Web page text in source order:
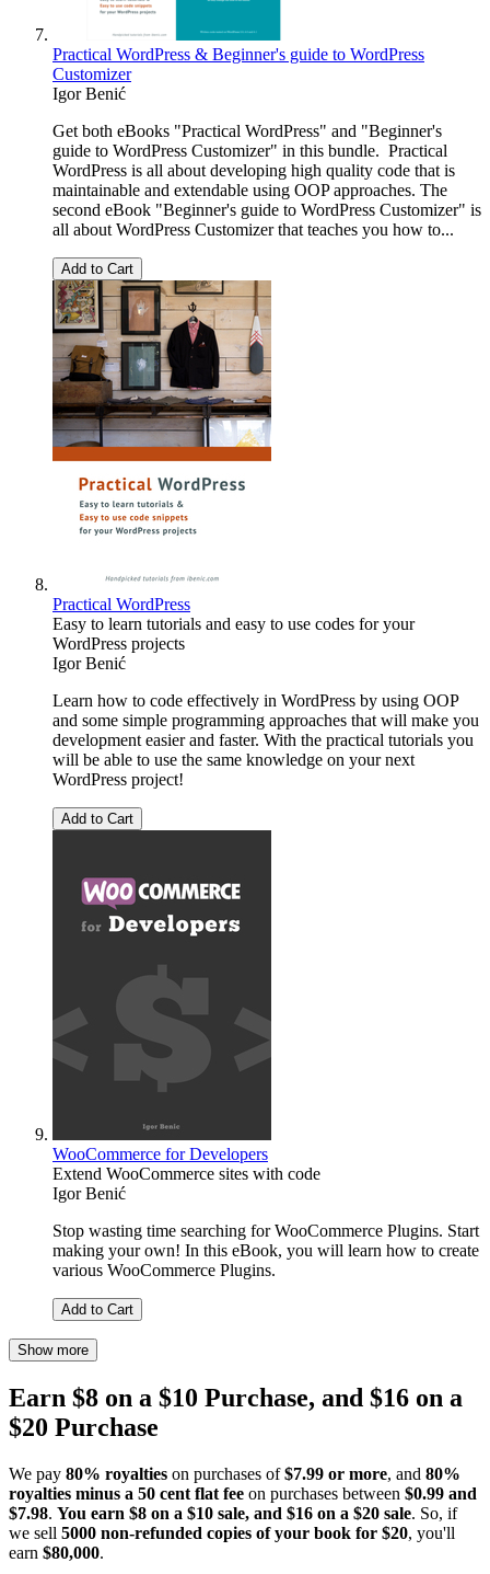
Practical WordPress & Beginner's guide to WordPress
Customizer
Igor Benić
Get both eBooks "Practical WordPress" and "Beginner's
guide to WordPress Customizer" in this bundle. Practical
WordPress is all about developing high quality code that is
maintainable and extendable using OOP approaches. The
second eBook "Beginner's guide to WordPress Customizer" is
all about WordPress Customizer that teaches you how to...
Add to Cart
Practical WordPress
Easy to learn tutorials and easy to use codes for your
WordPress projects
Igor Benić
Learn how to code effectively in WordPress by using OOP
and some simple programming approaches that will make you
development easier and faster. With the practical tutorials you
will be able to use the same knowledge on your next
WordPress project!
Add to Cart
WooCommerce for Developers
Extend WooCommerce sites with code
Igor Benić
Stop wasting time searching for WooCommerce Plugins. Start
making your own! In this eBook, you will learn how to create
various WooCommerce Plugins.
Add to Cart
Show more
Earn $8 on a $10 Purchase, and $16 on a
$20 Purchase
We pay 80% royalties on purchases of$7.99 or more, and 80%
royalties minus a 50 cent flat fee on purchases between $0.99 and
$7.98. You earn $8 on a $10 sale, and $16 on a $20 sale. So, if
we sell 5000 non-refunded copies of your book for $20, you'll
earn $80,000.